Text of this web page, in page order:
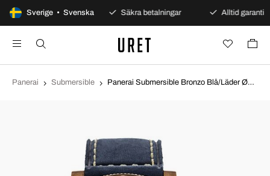
Sverige • Svenska
100 dagars öppet köp Säkra betalningar Alltid garanti
Panerai Submersible Panerai Submersible Bronzo Blå/Läder Ø42 mm PAM01074